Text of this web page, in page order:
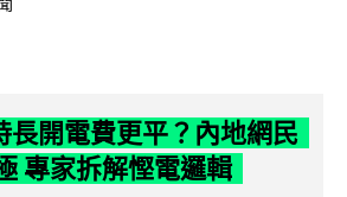
長開電費更平？內地網民
專家拆解慳電邏輯